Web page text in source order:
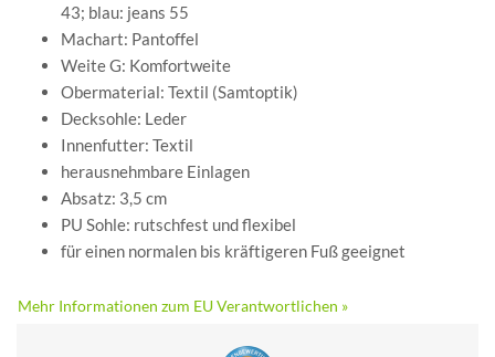
43; blau: jeans 55
Machart: Pantoffel
Weite G: Komfortweite
Obermaterial: Textil (Samtoptik)
Decksohle: Leder
Innenfutter: Textil
herausnehmbare Einlagen
Absatz: 3,5 cm
PU Sohle: rutschfest und flexibel
für einen normalen bis kräftigeren Fuß geeignet
Mehr Informationen zum EU Verantwortlichen »